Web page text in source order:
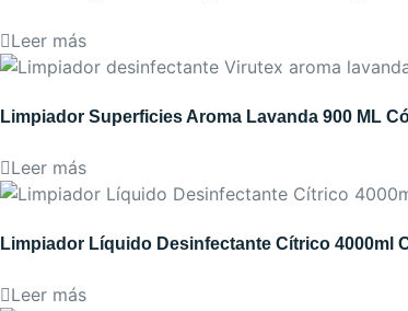
Leer más
Limpiador Superficies Aroma Lavanda 900 ML
Leer más
Limpiador Líquido Desinfectante Cítrico 4000ml
Leer más